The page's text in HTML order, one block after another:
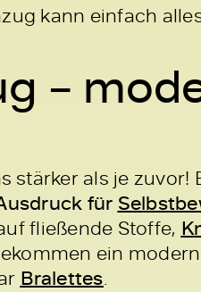
kann einfach
–
stärker als je
für
fließende Stoffe,
ein
Bralettes.